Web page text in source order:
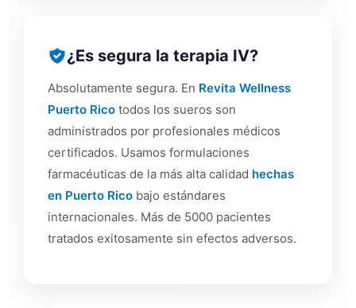
¿Es segura la terapia IV?
Absolutamente segura. En Revita Wellness
Puerto Rico todos los sueros son
administrados por profesionales médicos
certificados. Usamos formulaciones
farmacéuticas de la más alta calidad hechas
en Puerto Rico bajo estándares
internacionales. Más de 5000 pacientes
tratados exitosamente sin efectos adversos.